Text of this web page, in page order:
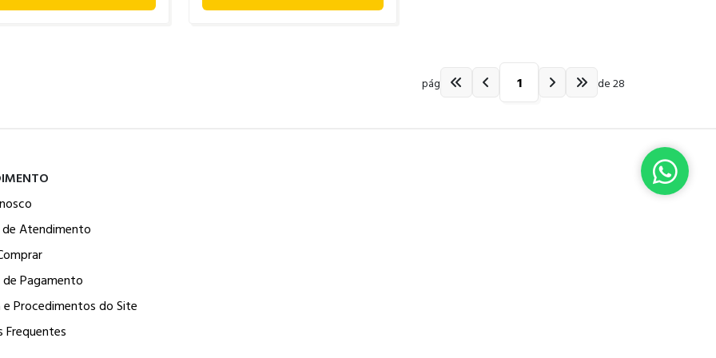
pág de 28
Atendimento
de Pagamento
Procedimentos do Site
Frequentes